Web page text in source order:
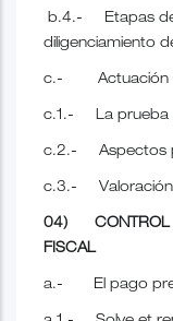
b.4.- Etapas
diligenciamiento
c.- Actuación
c.1.- La prueba
c.2.- Aspectos
c.3.- Valoración
04) CONTROL
FISCAL
a.- El pago